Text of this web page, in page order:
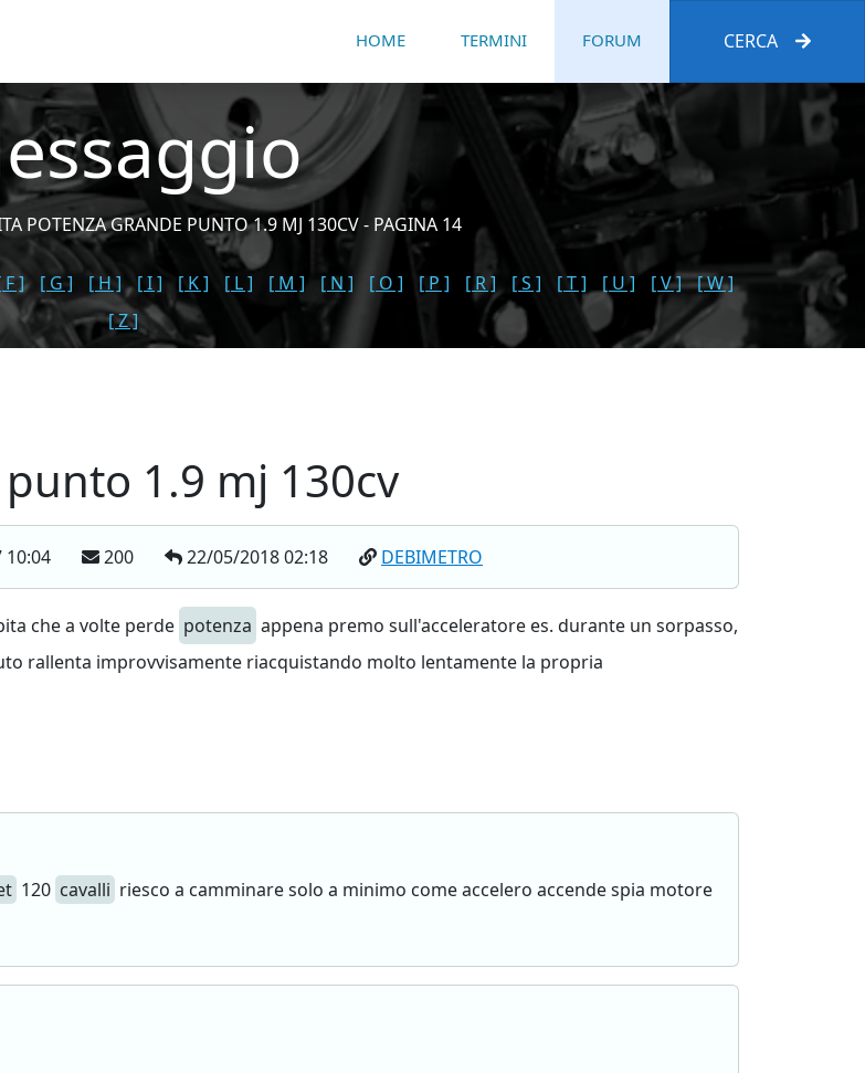
HOME TERMINI FORUM CERCA
POTENZA GRANDE PUNTO 1.9 MJ 130CV - PAGINA 14
F ] [ G ] [ H ] [ I ] [ K ] [ L ] [ M ] [ N ] [ O ] [ P ] [ R ] [ S ] [ T ] [ U ] [ V ]
[ W ]
[ Z ]
1.9 mj 130cv
10:04 200 22/05/2018 02:18 DEBIMETRO
che a volte perde potenza appena premo sull'acceleratore es. durante un sorpasso,
rallenta improvvisamente riacquistando molto lentamente la propria
120 cavalli riesco a camminare solo a minimo come accelero accende spia motore